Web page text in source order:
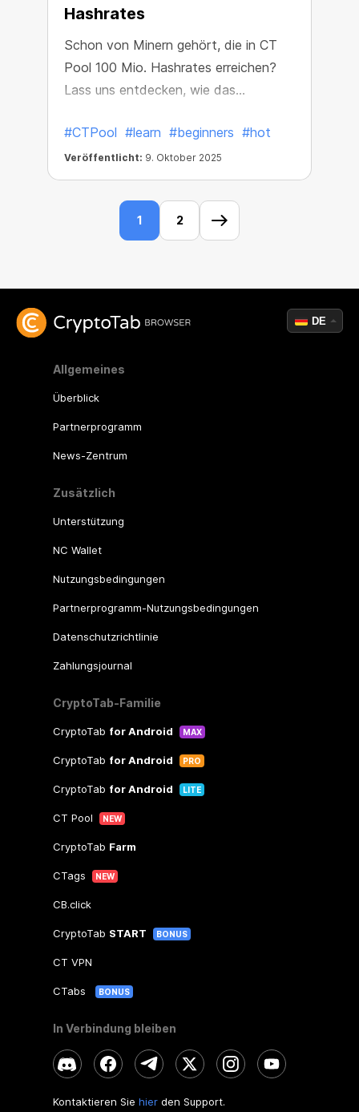
Hashrates
Schon von Minern gehört, die in CT
Pool 100 Mio. Hashrates erreichen?
Lass uns entdecken, wie das
Geschwindigkeit ebenfalls steigern
kannst!
#CTPool #learn #beginners #hot
Veröffentlicht: 9. Oktober 2025
1 2
Allgemeines
Überblick
Partnerprogramm
News-Zentrum
Zusätzlich
Unterstützung
NC Wallet
Nutzungsbedingungen
Partnerprogramm-Nutzungsbedingungen
Datenschutzrichtlinie
Zahlungsjournal
CryptoTab-Familie
CryptoTab for Android MAX
CryptoTab for Android PRO
CryptoTab for Android LITE
CT Pool NEW
CryptoTab Farm
CTags NEW
CB.click
CryptoTab START BONUS
CT VPN
CTabs BONUS
In Verbindung bleiben
Kontaktieren Sie hierden Support.
DE